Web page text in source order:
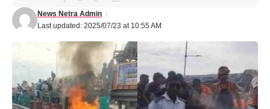
Last updated: 2025/07/23 at 10:55 AM
News Netra Admin